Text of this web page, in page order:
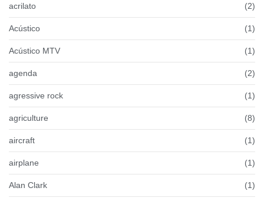
acrilato (2)
Acústico (1)
Acústico MTV (1)
agenda (2)
agressive rock (1)
agriculture (8)
aircraft (1)
airplane (1)
Alan Clark (1)